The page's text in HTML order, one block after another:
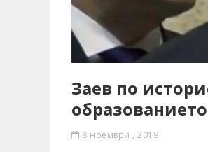
Заев по
8 ноември , 2019